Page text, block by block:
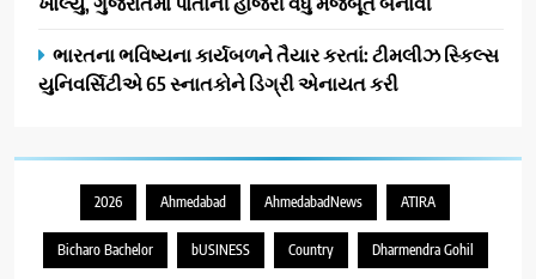
ભારતના ભવિષ્યના કાર્યબળને તૈયાર કરતાં: ટીમલીઝ સ્કિલ્સ
યુનિવર્સિટીએ 65 સ્નાતકોને ડિગ્રી એનાયત કરી
2026 Ahmedabad AhmedabadNews ATIRA
Bicharo Bachelor bUSINESS Country Dharmendra Gohil